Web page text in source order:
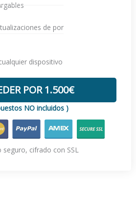
de por
dispositivo
POR 1.500€
NO incluidos )
seguro, cifrado con SSL